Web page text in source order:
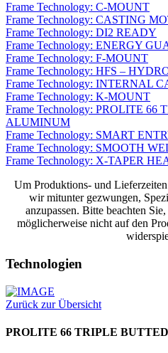
Frame Technology: C-MOUNT
Frame Technology: CASTING
Frame Technology: DI2 READY
Frame Technology: ENERGY
Frame Technology: F-MOUNT
Frame Technology: HFS –
Frame Technology: INTERNAL
Frame Technology: K-MOUNT
Frame Technology: PROLITE 66
ALUMINUM
Frame Technology: SMART
Frame Technology: SMOOTH
Frame Technology: X-TAPER
Um Produktions- und
wir mitunter gezwungen,
anzupassen. Bitte beachten
möglicherweise nicht auf den
Technologien
Zurück zur Übersicht
PROLITE 66 TRIPLE